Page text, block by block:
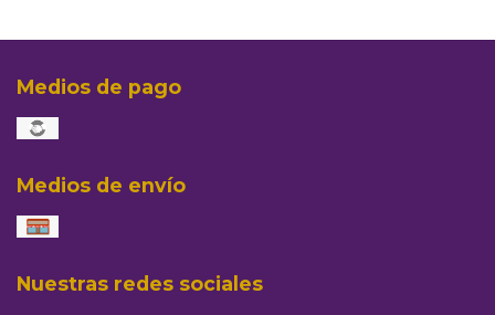
Medios de pago
Medios de envío
Nuestras redes sociales